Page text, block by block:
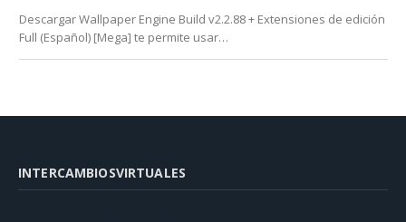
Descargar Wallpaper Engine Build v2.2.88 + Extensiones de edición
Full (Español) [Mega] te permite usar…
INTERCAMBIOSVIRTUALES